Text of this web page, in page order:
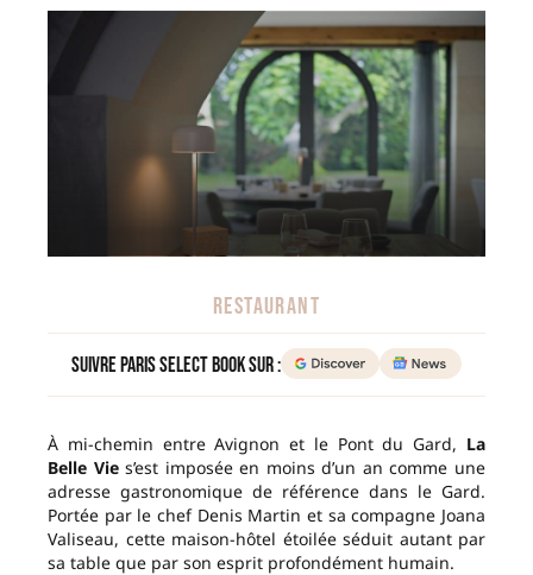
RESTAURANT
Suivre Paris Select Book sur :
À mi-chemin entre Avignon et le Pont du Gard, La
Belle Vies’est imposée en moins d’un an comme une
adresse gastronomique de référence dans le Gard.
Portée par le chef Denis Martin et sa compagne Joana
Valiseau, cette maison-hôtel étoilée séduit autant par
sa table que par son esprit profondément humain.